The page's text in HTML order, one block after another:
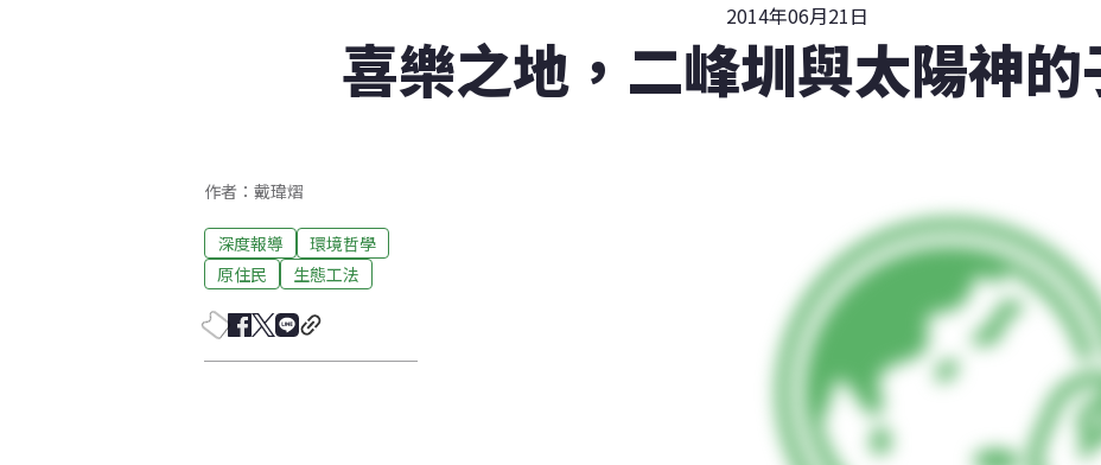
2014年06月21日
喜樂之地，二峰圳與太陽神的
作者：戴瑋熠
深度報導
環境哲學
原住民
生態工法